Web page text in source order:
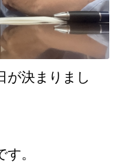
が決まりまし
。